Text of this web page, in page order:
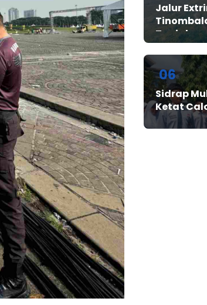
Jalur
Tanjakan
06
Sidrap
Ketat